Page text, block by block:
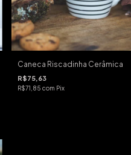
Caneca Riscadinha Cerâmica
R$75,63
R$71,85 com Pix